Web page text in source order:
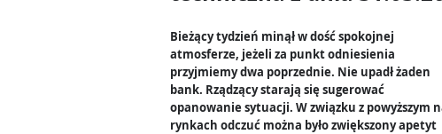
Bieżący tydzień minął w dość spokojnej
atmosferze, jeżeli za punkt odniesienia
przyjmiemy dwa poprzednie. Nie upadł żaden
bank. Rządzący starają się sugerować
opanowanie sytuacji. W związku z powyższym
rynkach odczuć można było zwiększony apetyt